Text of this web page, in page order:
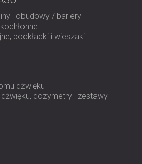
drugiego etapu, aby jeszcze
pomieszczenia.
akustyczne dostosowane
domów prywatnych, sal
zaplanować rozwiązanie
i obudowy / bariery
podkładki i wieszaki
dźwięku
dozymetry i zestawy